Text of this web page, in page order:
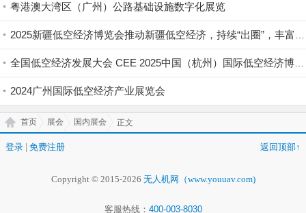
粤港澳大湾区（广州）公路基础设施数字化展览
2024广州国际低空经济产业展览会
首页 展会 国内展会 正文
登录 免费注册 返回顶部↑
Copyright © 2015-2026 无人机网（www.youuav.com)
客服热线： 400-003-8030